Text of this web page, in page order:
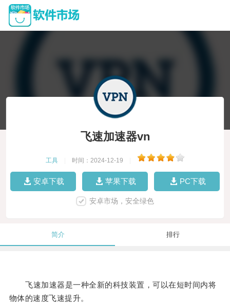
飞速加速器vn
工具 时间：2024-12-19
安卓下载 苹果下载 PC下载
安卓市场，安全绿色
简介 排行
飞速加速器是一种全新的科技装置，可以在短时间内将
物体的速度飞速提升。